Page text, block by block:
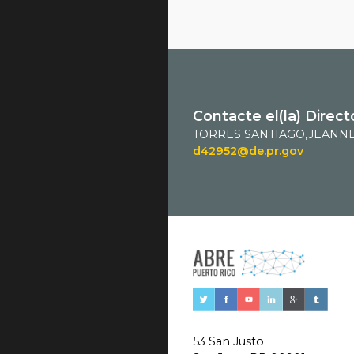
Contacte el(la)
TORRES
d42952@de.pr.gov
53 San Justo